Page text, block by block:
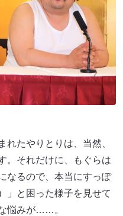
れたやりとりは、当然、
。それだけに、もぐらは
なるので、本当にすっぽ
」と困った様子を見せて
悩みが……。